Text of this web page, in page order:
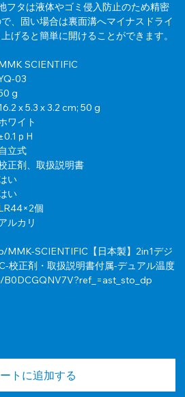
フタは液体やゴミ侵入防止のため精密
、固い場合は裏面溝へマイナスドライ
げると簡単に開けることができます。
SCIENTIFIC
03
g
x 5.3 x 3.2 cm; 50 g
ワイト
ｐH
‎自立式
正剤、取扱説明書
い
い
個
ルカリ
SCIENTIFIC【日本製】2in1デジ
校正剤・取扱説明書付属-デュアル温度
B0DCGQNV7V?ref_=ast_sto_dp
トに追加する